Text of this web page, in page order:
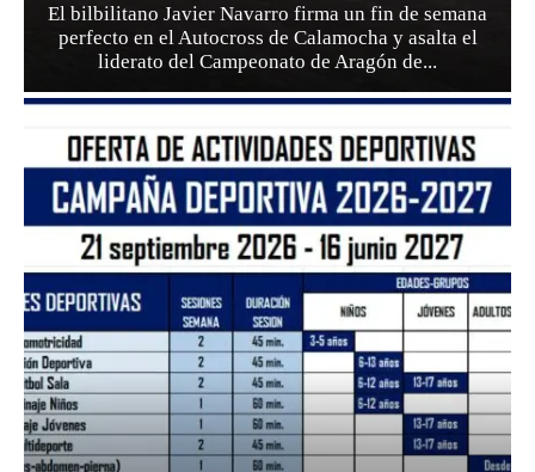
El bilbilitano Javier Navarro firma un fin de semana
perfecto en el Autocross de Calamocha y asalta el
liderato del Campeonato de Aragón de...